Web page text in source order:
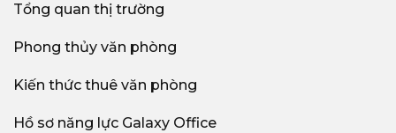
Tổng quan thị trường
Phong thủy văn phòng
Kiến thức thuê văn phòng
Hồ sơ năng lực Galaxy Office